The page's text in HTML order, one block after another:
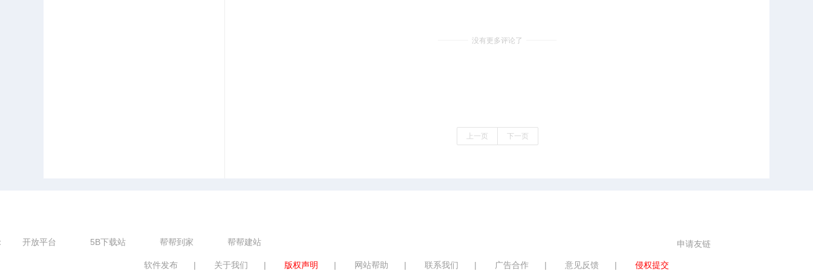
没有更多评论了
上一页 下一页
开放平台 5B下载站 帮帮到家 帮帮建站 申请友链
软件发布 | 关于我们 | 版权声明 | 网站帮助 | 联系我们 | 广告合作 | 意见反馈 | 侵权提交